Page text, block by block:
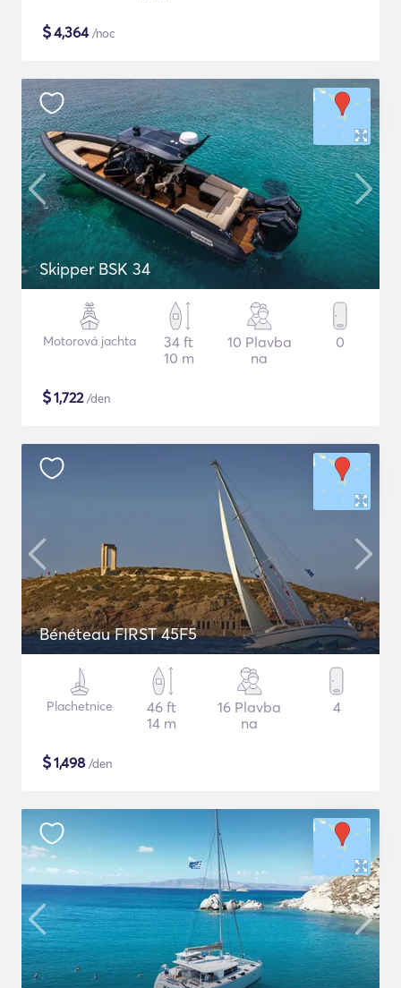
$4,364/noc
Skipper BSK 34
Motorová jachta
34 ft
10 m
10 Plavba
na
0
$1,722/den
Bénéteau FIRST 45F5
Plachetnice
46 ft
14 m
16 Plavba
na
4
$1,498 /den